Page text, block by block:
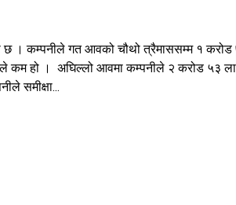
छ । कम्पनीले गत आवको चौथो त्रैमाससम्म १
कम हो । अघिल्लो आवमा कम्पनीले २ करोड ५३
समीक्षा...